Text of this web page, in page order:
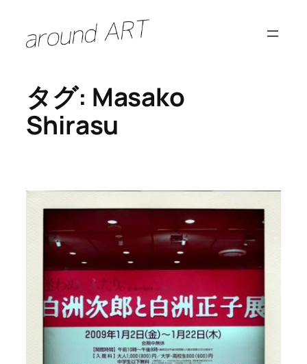
タグ: Masako
Shirasu